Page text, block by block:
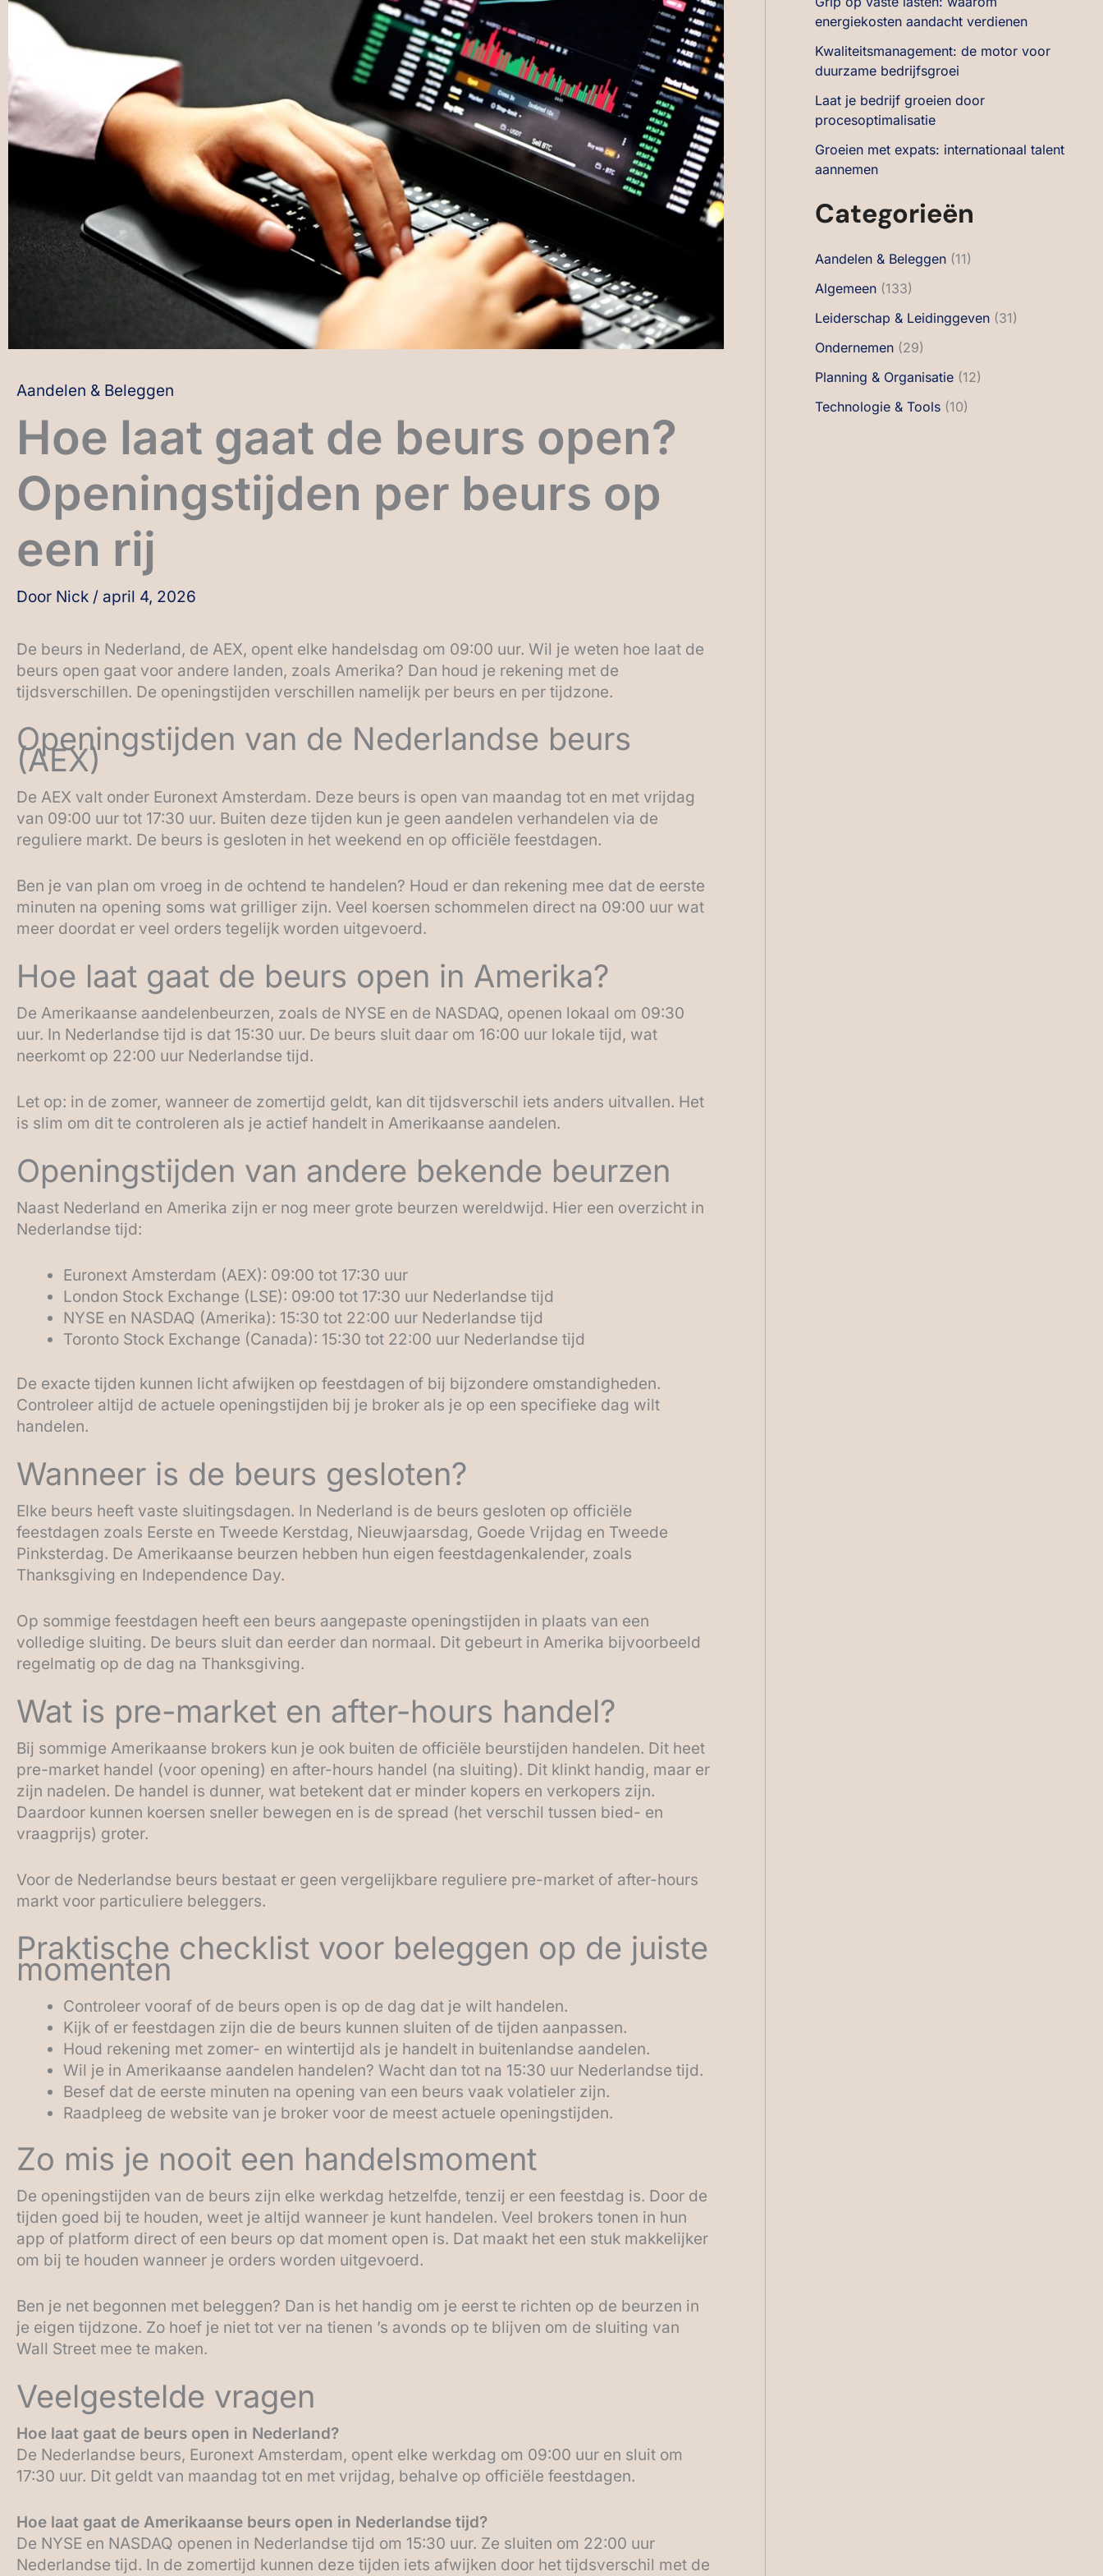
Aandelen & Beleggen
Hoe laat gaat de beurs open?
Openingstijden per beurs op
een rij
Door Nick / april 4, 2026
De beurs in Nederland, de AEX, opent elke handelsdag om 09:00 uur. Wil je weten hoe laat de
beurs open gaat voor andere landen, zoals Amerika? Dan houd je rekening met de
tijdsverschillen. De openingstijden verschillen namelijk per beurs en per tijdzone.
Openingstijden van de Nederlandse beurs
(AEX)
De AEX valt onder Euronext Amsterdam. Deze beurs is open van maandag tot en met vrijdag
van 09:00 uur tot 17:30 uur. Buiten deze tijden kun je geen aandelen verhandelen via de
reguliere markt. De beurs is gesloten in het weekend en op officiële feestdagen.
Ben je van plan om vroeg in de ochtend te handelen? Houd er dan rekening mee dat de eerste
minuten na opening soms wat grilliger zijn. Veel koersen schommelen direct na 09:00 uur wat
meer doordat er veel orders tegelijk worden uitgevoerd.
Hoe laat gaat de beurs open in Amerika?
De Amerikaanse aandelenbeurzen, zoals de NYSE en de NASDAQ, openen lokaal om 09:30
uur. In Nederlandse tijd is dat 15:30 uur. De beurs sluit daar om 16:00 uur lokale tijd, wat
neerkomt op 22:00 uur Nederlandse tijd.
Let op: in de zomer, wanneer de zomertijd geldt, kan dit tijdsverschil iets anders uitvallen. Het
is slim om dit te controleren als je actief handelt in Amerikaanse aandelen.
Openingstijden van andere bekende beurzen
Naast Nederland en Amerika zijn er nog meer grote beurzen wereldwijd. Hier een overzicht in
Nederlandse tijd:
Euronext Amsterdam (AEX): 09:00 tot 17:30 uur
London Stock Exchange (LSE): 09:00 tot 17:30 uur Nederlandse tijd
NYSE en NASDAQ (Amerika): 15:30 tot 22:00 uur Nederlandse tijd
Toronto Stock Exchange (Canada): 15:30 tot 22:00 uur Nederlandse tijd
De exacte tijden kunnen licht afwijken op feestdagen of bij bijzondere omstandigheden.
Controleer altijd de actuele openingstijden bij je broker als je op een specifieke dag wilt
handelen.
Wanneer is de beurs gesloten?
Elke beurs heeft vaste sluitingsdagen. In Nederland is de beurs gesloten op officiële
feestdagen zoals Eerste en Tweede Kerstdag, Nieuwjaarsdag, Goede Vrijdag en Tweede
Pinksterdag. De Amerikaanse beurzen hebben hun eigen feestdagenkalender, zoals
Thanksgiving en Independence Day.
Op sommige feestdagen heeft een beurs aangepaste openingstijden in plaats van een
volledige sluiting. De beurs sluit dan eerder dan normaal. Dit gebeurt in Amerika bijvoorbeeld
regelmatig op de dag na Thanksgiving.
Wat is pre-market en after-hours handel?
Bij sommige Amerikaanse brokers kun je ook buiten de officiële beurstijden handelen. Dit heet
pre-market handel (voor opening) en after-hours handel (na sluiting). Dit klinkt handig, maar er
zijn nadelen. De handel is dunner, wat betekent dat er minder kopers en verkopers zijn.
Daardoor kunnen koersen sneller bewegen en is de spread (het verschil tussen bied- en
vraagprijs) groter.
Voor de Nederlandse beurs bestaat er geen vergelijkbare reguliere pre-market of after-hours
markt voor particuliere beleggers.
Praktische checklist voor beleggen op de juiste
momenten
Controleer vooraf of de beurs open is op de dag dat je wilt handelen.
Kijk of er feestdagen zijn die de beurs kunnen sluiten of de tijden aanpassen.
Houd rekening met zomer- en wintertijd als je handelt in buitenlandse aandelen.
Wil je in Amerikaanse aandelen handelen? Wacht dan tot na 15:30 uur Nederlandse tijd.
Besef dat de eerste minuten na opening van een beurs vaak volatieler zijn.
Raadpleeg de website van je broker voor de meest actuele openingstijden.
Zo mis je nooit een handelsmoment
De openingstijden van de beurs zijn elke werkdag hetzelfde, tenzij er een feestdag is. Door de
tijden goed bij te houden, weet je altijd wanneer je kunt handelen. Veel brokers tonen in hun
app of platform direct of een beurs op dat moment open is. Dat maakt het een stuk makkelijker
om bij te houden wanneer je orders worden uitgevoerd.
Ben je net begonnen met beleggen? Dan is het handig om je eerst te richten op de beurzen in
je eigen tijdzone. Zo hoef je niet tot ver na tienen ’s avonds op te blijven om de sluiting van
Wall Street mee te maken.
Veelgestelde vragen
Hoe laat gaat de beurs open in Nederland?
De Nederlandse beurs, Euronext Amsterdam, opent elke werkdag om 09:00 uur en sluit om
17:30 uur. Dit geldt van maandag tot en met vrijdag, behalve op officiële feestdagen.
Hoe laat gaat de Amerikaanse beurs open in Nederlandse tijd?
De NYSE en NASDAQ openen in Nederlandse tijd om 15:30 uur. Ze sluiten om 22:00 uur
Nederlandse tijd. In de zomertijd kunnen deze tijden iets afwijken door het tijdsverschil met de
energiekosten aandacht verdienen
Kwaliteitsmanagement: de motor voor
duurzame bedrijfsgroei
Laat je bedrijf groeien door
procesoptimalisatie
Groeien met expats: internationaal talent
aannemen
Categorieën
Aandelen & Beleggen(11)
Algemeen(133)
Leiderschap & Leidinggeven(31)
Ondernemen(29)
Planning & Organisatie(12)
Technologie & Tools(10)